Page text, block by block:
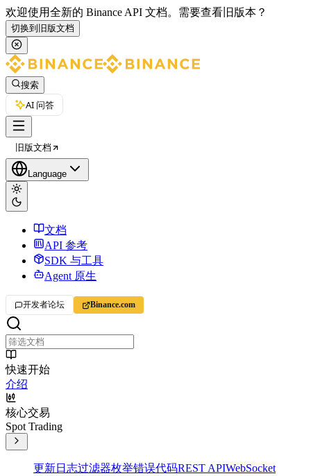
欢迎使用全新的 Binance API 文档。 需要查看旧版本？
切换到旧版文档
搜索
AI 问答
旧版文档
Language
文档
API 参考
SDK 与工具
Agent 原生
开发者论坛 Binance.com
快速开始
介绍
核心交易
Spot Trading
更新日志过滤器枚举错误代码REST APIWebSocket